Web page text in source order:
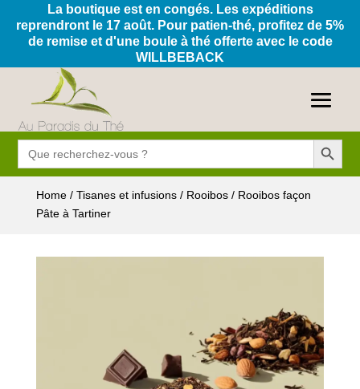
La boutique est en congés. Les expéditions
reprendront le 17 août. Pour patien-thé, profitez de 5%
de remise et d'une boule à thé offerte avec le code
WILLBEBACK
Search
for:
Search Button
Home/ Tisanes et infusions/ Rooibos/ Rooibos façon
Pâte à Tartiner